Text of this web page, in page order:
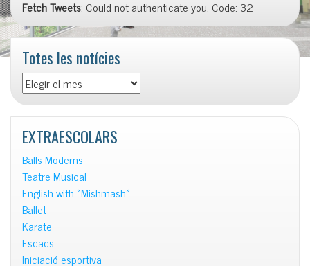
Fetch Tweets: Could not authenticate you. Code: 32
Totes les notícies
Totes
les
notícies
EXTRAESCOLARS
Balls Moderns
Teatre Musical
English with «Mishmash»
Ballet
Karate
Escacs
Iniciació esportiva